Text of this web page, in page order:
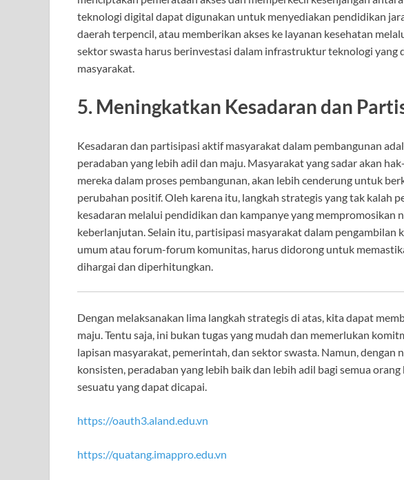
teknologi digital dapat digunakan untuk menyediakan pendidikan
daerah terpencil, atau memberikan akses ke layanan kesehatan
sektor swasta harus berinvestasi dalam infrastruktur teknologi yang
masyarakat.
5. Meningkatkan Kesadaran dan
Kesadaran dan partisipasi aktif masyarakat dalam pembangunan
peradaban yang lebih adil dan maju. Masyarakat yang sadar akan
mereka dalam proses pembangunan, akan lebih cenderung untuk
perubahan positif. Oleh karena itu, langkah strategis yang tak kalah
kesadaran melalui pendidikan dan kampanye yang mempromosikan
keberlanjutan. Selain itu, partisipasi masyarakat dalam pengambilan
umum atau forum-forum komunitas, harus didorong untuk
dihargai dan diperhitungkan.
Dengan melaksanakan lima langkah strategis di atas, kita dapat
maju. Tentu saja, ini bukan tugas yang mudah dan memerlukan
lapisan masyarakat, pemerintah, dan sektor swasta. Namun, dengan
konsisten, peradaban yang lebih baik dan lebih adil bagi semua
sesuatu yang dapat dicapai.
https://oauth3.aland.edu.vn
https://quatang.imappro.edu.vn